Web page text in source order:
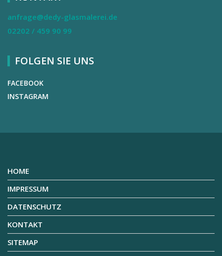
anfrage@dedy-glasmalerei.de
02202 / 459 90 99
FOLGEN SIE UNS
FACEBOOK
INSTAGRAM
HOME
IMPRESSUM
DATENSCHUTZ
KONTAKT
SITEMAP